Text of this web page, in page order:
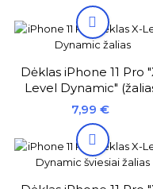

Dėklas iPhone 11 Pro
Level Dynamic"
Kaina
7,99 €
